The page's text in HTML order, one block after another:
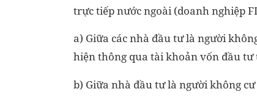
trực tiếp nước ngoài (doanh nghiệp
a) Giữa các nhà đầu tư là người
hiện thông qua tài khoản vốn đầu tư
b) Giữa nhà đầu tư là người không